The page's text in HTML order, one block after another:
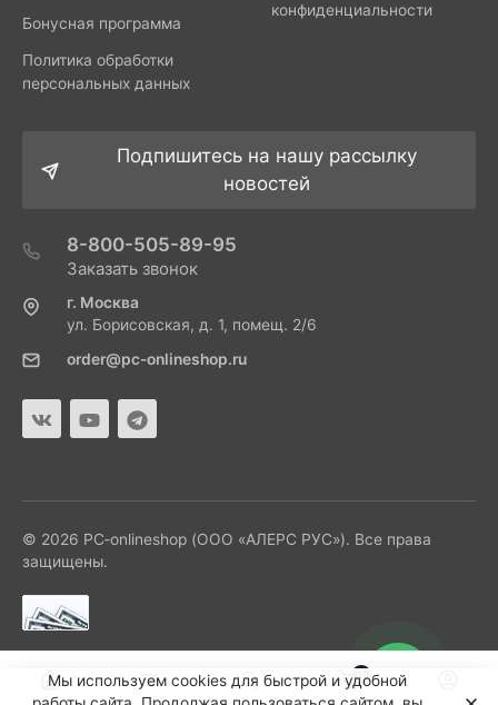
Бонусная программа
Политика обработки
персональных данных
конфиденциальности
Подпишитесь на нашу рассылку
новостей
8-800-505-89-95
Заказать звонок
г. Москва
ул. Борисовская, д. 1, помещ. 2/6
order@pc-onlineshop.ru
© 2026 PC‑onlineshop (ООО «АЛЕРС РУС»). Все права
защищены.
Мы используем cookies для быстрой и удобной
0